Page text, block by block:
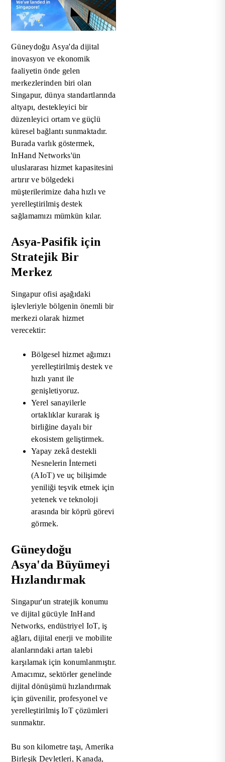
Güneydoğu Asya'da dijital
inovasyon ve ekonomik
faaliyetin önde gelen
merkezlerinden biri olan
Singapur, dünya standartlarında
altyapı, destekleyici bir
düzenleyici ortam ve güçlü
küresel bağlantı sunmaktadır.
Burada varlık göstermek,
InHand Networks'ün
uluslararası hizmet kapasitesini
artırır ve bölgedeki
müşterilerimize daha hızlı ve
yerelleştirilmiş destek
sağlamamızı mümkün kılar.
Asya-Pasifik için
Stratejik Bir
Merkez
Singapur ofisi aşağıdaki
işlevleriyle bölgenin önemli bir
merkezi olarak hizmet
verecektir:
Bölgesel hizmet ağımızı
yerelleştirilmiş destek ve
hızlı yanıt ile
genişletiyoruz.
Yerel sanayilerle
ortaklıklar kurarak iş
birliğine dayalı bir
ekosistem geliştirmek.
Yapay zekâ destekli
Nesnelerin İnterneti
(AIoT) ve uç bilişimde
yeniliği teşvik etmek için
yetenek ve teknoloji
arasında bir köprü görevi
görmek.
Güneydoğu
Asya'da Büyümeyi
Hızlandırmak
Singapur'un stratejik konumu
ve dijital gücüyle InHand
Networks, endüstriyel IoT, iş
ağları, dijital enerji ve mobilite
alanlarındaki artan talebi
karşılamak için konumlanmıştır.
Amacımız, sektörler genelinde
dijital dönüşümü hızlandırmak
için güvenilir, profesyonel ve
yerelleştirilmiş IoT çözümleri
sunmaktır.
Bu son kilometre taşı, Amerika
Birleşik Devletleri, Kanada,